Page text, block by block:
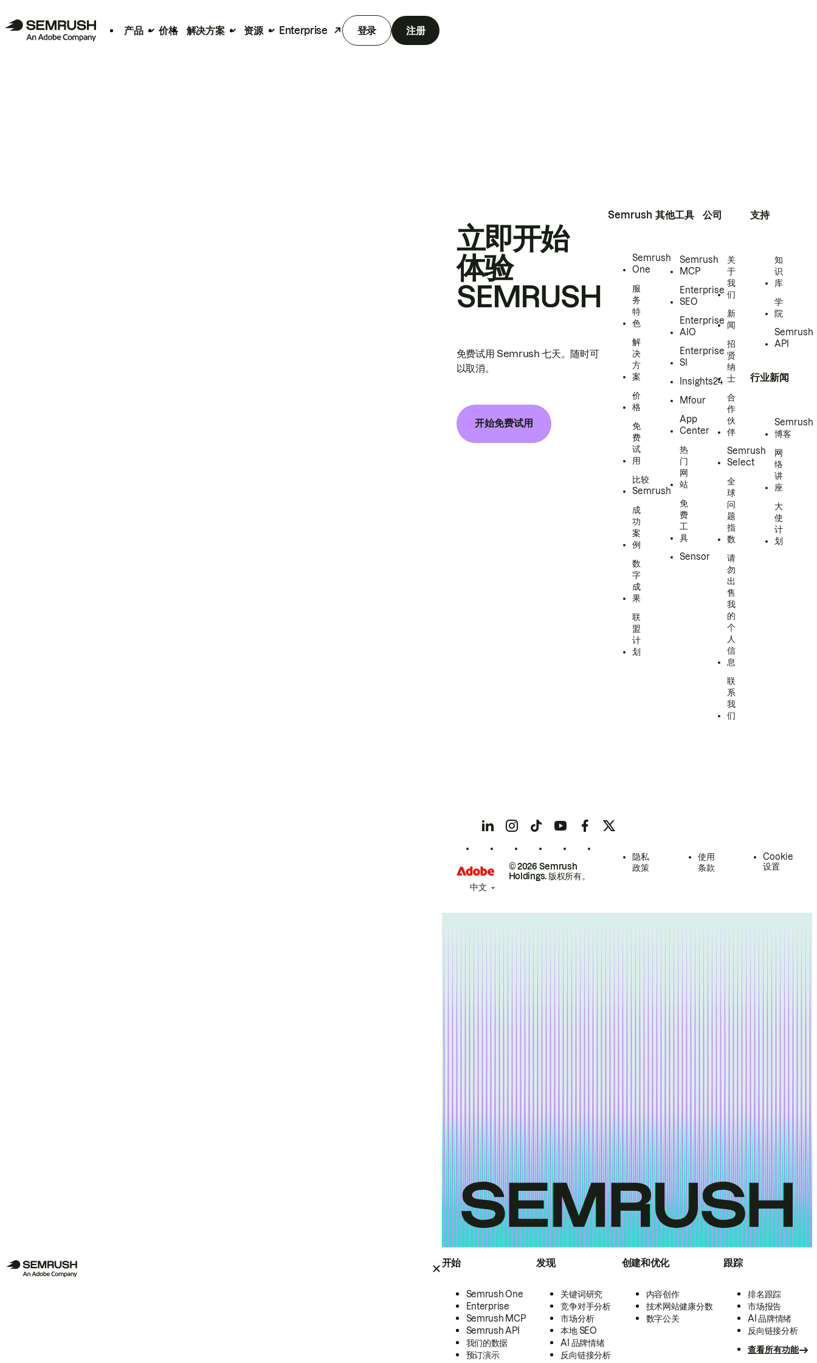
产品 价格 解决方案 资源 Enterprise 登录 注册
开始
Semrush One
Enterprise
Semrush MCP
Semrush API
我们的数据
预订演示
发现
关键词研究
竞争对手分析
市场分析
本地 SEO
AI 品牌情绪
反向链接分析
创建和优化
内容创作
技术网站健康分数
数字公关
跟踪
排名跟踪
市场报告
AI 品牌情绪
反向链接分析
查看所有功能
立即开始
体验
SEMRUSH
免费试用 Semrush 七天。随时可
以取消。
开始免费试用
Semrush
Semrush
One
服
务
特
色
解
决
方
案
价
格
免
费
试
用
比较
Semrush
成
功
案
例
数
字
成
果
联
盟
计
划
其他工具
Semrush
MCP
Enterprise
SEO
Enterprise
AIO
Enterprise
SI
Insights24
Mfour
App
Center
热
门
网
站
免
费
工
具
Sensor
公司
关
于
我
们
新
闻
招
贤
纳
士
合
作
伙
伴
Semrush
Select
全
球
问
题
指
数
请
勿
出
售
我
的
个
人
信
息
联
系
我
们
支持
知
识
库
学
院
Semrush
API
行业新闻
Semrush
博客
网
络
讲
座
大
使
计
划
© 2026 Semrush
Holdings. 版权所有。
隐私
政策
使用
条款
Cookie
设置
中文